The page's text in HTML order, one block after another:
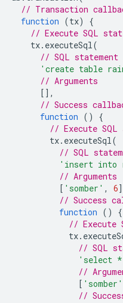
// Transaction
function (tx)
{
// Execute SQL
tx. executeSql (
// SQL statement
'create table
// Arguments
[],
// Success
function ()
{
// Execute SQL
tx. executeSql (
// SQL
'insert into
// Arguments
[ 'somber' , 6
// Success
function ()
{
// Execute
tx.
// SQL
'select *
//
[ 'somber'
//